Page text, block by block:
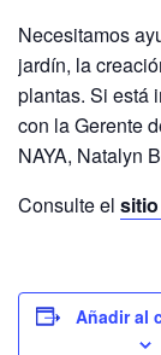
Necesitamos
jardín, la
plantas. Si está
con la Gerente
NAYA, Natalyn
Consulte el sitio
Añadir al